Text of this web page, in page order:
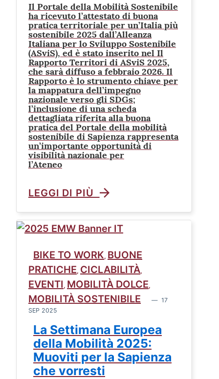
Il Portale della Mobilità Sostenibile
ha ricevuto l’attestato di buona
pratica territoriale per un’Italia più
sostenibile 2025 dall’Alleanza
Italiana per lo Sviluppo Sostenibile
(ASviS), ed è stato inserito nel Il
Rapporto Territori di ASviS 2025,
che sarà diffuso a febbraio 2026. Il
Rapporto è lo strumento chiave per
la mappatura dell’impegno
nazionale verso gli SDGs;
l’inclusione di una scheda
dettagliata riferita alla buona
pratica del Portale della mobilità
sostenibile di Sapienza rappresenta
un’importante opportunità di
visibilità nazionale per
l’Ateneo
LEGGI DI PIÙ
BIKE TO WORK, BUONE
PRATICHE, CICLABILITÀ,
EVENTI , MOBILITÀ DOLCE,
MOBILITÀ SOSTENIBILE
17
SEP 2025
La Settimana Europea
della Mobilità 2025:
Muoviti per la Sapienza
che vorresti